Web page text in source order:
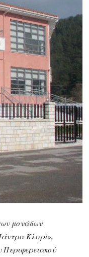
μονάδων
Κλαρί»,
Περιφερειακού